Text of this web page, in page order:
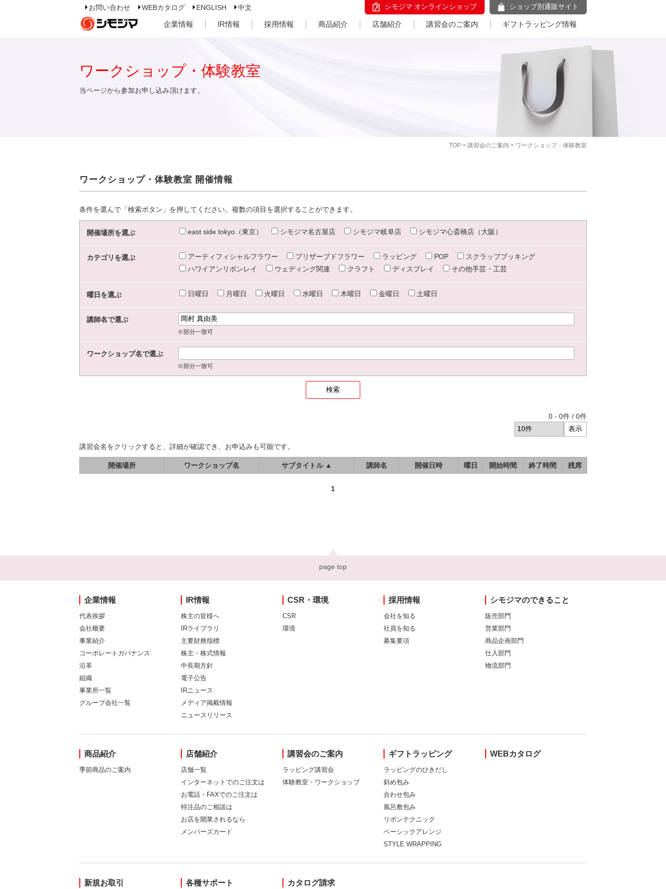
お問い合わせ WEBカタログ ENGLISH 中文 シモジマ オンラインショップ ショップ別通販サイト
企業情報 IR情報 採用情報 商品紹介 店舗紹介 講習会のご案内 ギフトラッピング情報
TOP > 講習会のご案内 > ワークショップ・体験教室
ワークショップ・体験教室
当ページから参加お申し込み頂けます。
ワークショップ・体験教室 開催情報
条件を選んで「検索ボタン」を押してください。複数の項目を選択することができます。
開催場所を選ぶ east side tokyo（東京） シモジマ名古屋店 シモジマ岐阜店 シモジマ心斎橋店（大阪）
カテゴリを選ぶ アーティフィシャルフラワー プリザーブドフラワー ラッピング POP
スクラップブッキング
ハワイアンリボンレイ
ウェディング関連 クラフト ディスプレイ その他手芸・工芸
曜日を選ぶ 日曜日 月曜日 火曜日 水曜日 木曜日 金曜日 土曜日
講師名で選ぶ
※部分一致可
ワークショップ名で選ぶ
※部分一致可
0 - 0件 / 0件
講習会名をクリックすると、詳細が確認でき、お申込みも可能です。
開催場所 ワークショップ名 サブタイトル ▲ 講師名 開催日時 曜日 開始時間 終了時間 残席
1
page top
企業情報
代表挨拶
会社概要
事業紹介
コーポレートガバナンス
沿革
組織
事業所一覧
グループ会社一覧
IR情報
株主の皆様へ
IRライブラリ
主要財務指標
株主・株式情報
中長期方針
電子公告
IRニュース
メディア掲載情報
ニュースリリース
CSR・環境
CSR
環境
採用情報
会社を知る
社員を知る
募集要項
シモジマのできること
販売部門
営業部門
商品企画部門
仕入部門
物流部門
商品紹介
季節商品のご案内
店舗紹介
店舗一覧
インターネットでのご注文は
お電話・FAXでのご注文は
特注品のご相談は
お店を開業されるなら
メンバーズカード
講習会のご案内
ラッピング講習会
体験教室・ワークショップ
ギフトラッピング
ラッピングのひきだし
斜め包み
合わせ包み
風呂敷包み
リボンテクニック
ベーシックアレンジ
STYLE WRAPPING
WEBカタログ
新規お取引 各種サポート カタログ請求